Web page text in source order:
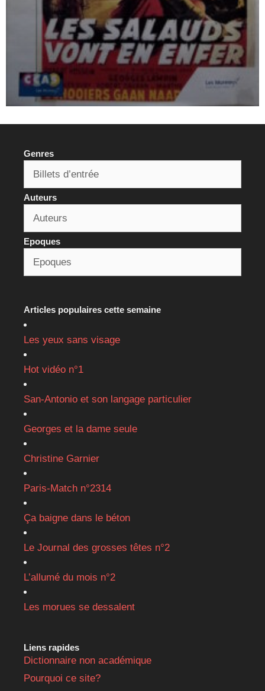
Genres
Auteurs
Epoques
Articles populaires cette semaine
Les yeux sans visage
Hot vidéo n°1
San-Antonio et son langage particulier
Georges et la dame seule
Christine Garnier
Paris-Match n°2314
Ça baigne dans le béton
Le Journal des grosses têtes n°2
L’allumé du mois n°2
Les morues se dessalent
Liens rapides
Dictionnaire non académique
Pourquoi ce site?